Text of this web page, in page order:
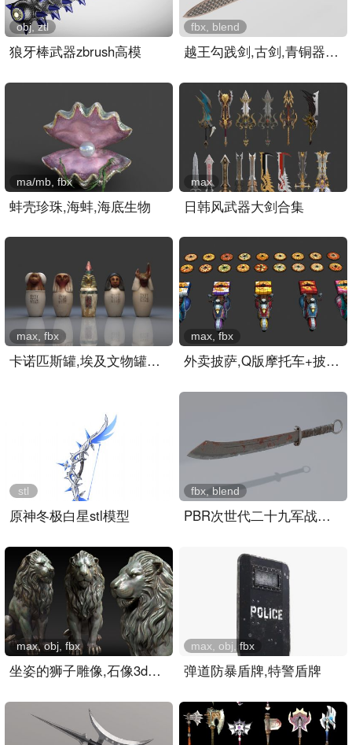
狼牙棒武器zbrush高模
obj, ztl
越王勾践剑,古剑,青铜器,越..
fbx, blend
蚌壳珍珠,海蚌,海底生物
ma/mb, fbx
日韩风武器大剑合集
max
卡诺匹斯罐,埃及文物罐子,..
max, fbx
外卖披萨,Q版摩托车+披萨模..
max, fbx
原神冬极白星stl模型
stl
PBR次世代二十九军战刀,红..
fbx, blend
坐姿的狮子雕像,石像3dmax..
max, obj, fbx
弹道防暴盾牌,特警盾牌
max, obj, fbx